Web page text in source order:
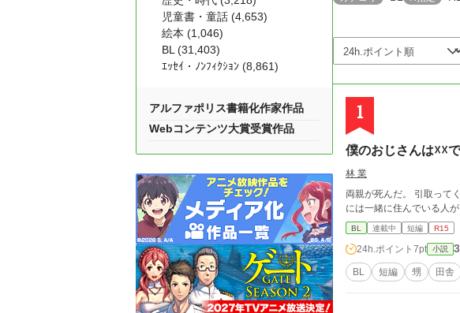
1
僕のおじさんは☓☓
林 業
両親が死んだ。 引取って
には一緒に住んでいる人
BL 連載中 短編 R15
24h.ポイント 7pt 小説
BL 短編 甥 田舎
児童書・童話 (4,653)
絵本 (1,046)
BL (31,403)
ｴｯｾｲ・ﾉﾝﾌｨｸｼｮﾝ (8,861)
アルファポリス書籍化作家作品
Webコンテンツ大賞受賞作品